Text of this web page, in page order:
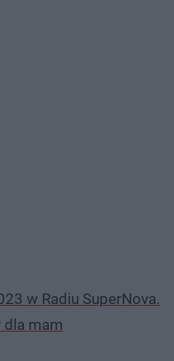
w Radiu SuperNova.
dla mam